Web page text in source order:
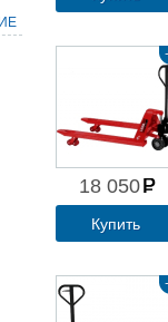
18 050
Купить